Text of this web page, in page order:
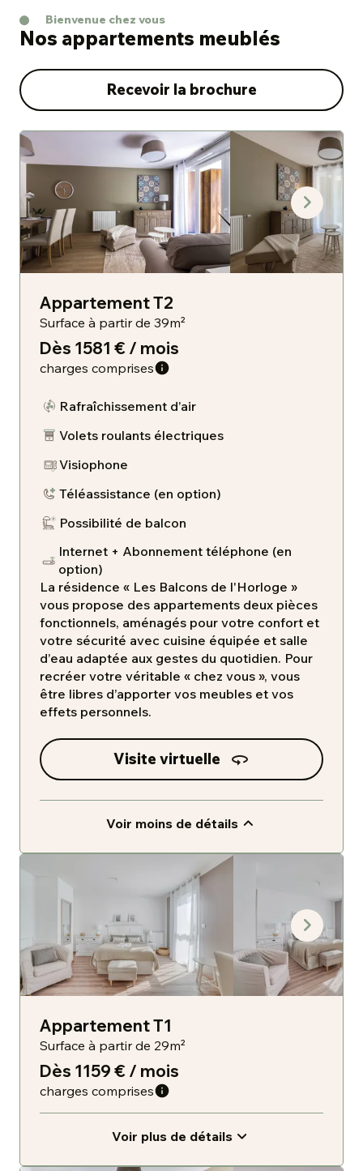
Bienvenue chez vous
Nos appartements meublés
Recevoir la brochure
Appartement T2
Surface à partir de 39m²
Dès 1581 € / mois
charges comprises
Rafraîchissement d’air
Volets roulants électriques
Visiophone
​Téléassistance (en option)
Possibilité de balcon
Internet + Abonnement téléphone (en
option)
La résidence « Les Balcons de l'Horloge »
vous propose des appartements deux pièces
fonctionnels, aménagés pour votre confort et
votre sécurité avec cuisine équipée et salle
d’eau adaptée aux gestes du quotidien. Pour
recréer votre véritable « chez vous », vous
être libres d’apporter vos meubles et vos
effets personnels.
Visite virtuelle
Voir moins de détails
Appartement T1
Surface à partir de 29m²
Dès 1159 € / mois
charges comprises
Voir plus de détails